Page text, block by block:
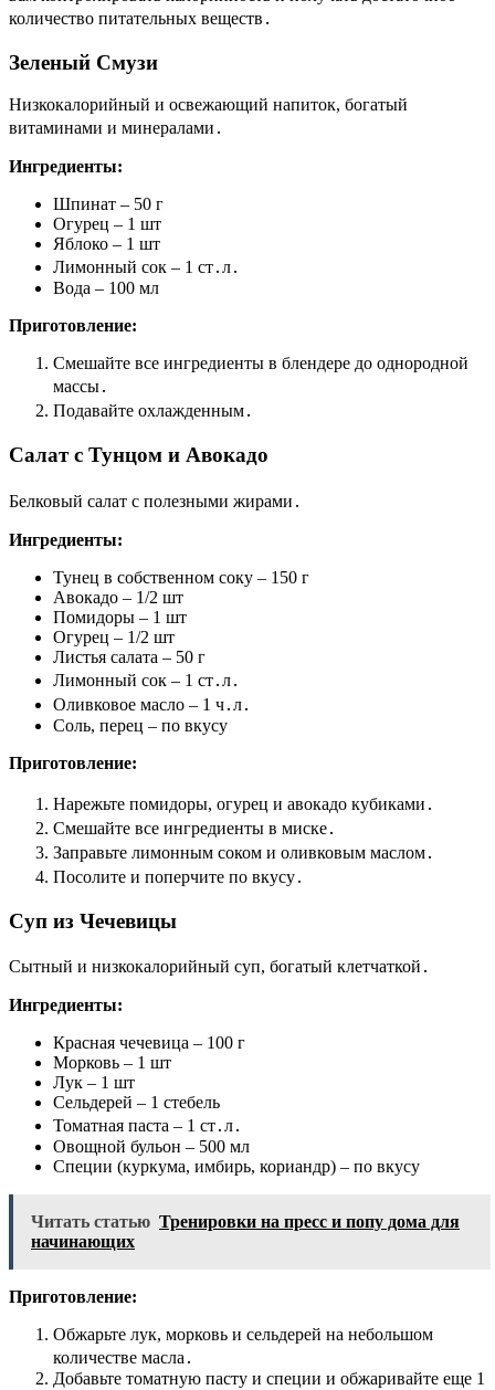
количество питательных веществ․
Зеленый Смузи
Низкокалорийный и освежающий напиток, богатый
витаминами и минералами․
Ингредиенты:
Шпинат – 50 г
Огурец – 1 шт
Яблоко – 1 шт
Лимонный сок – 1 ст․л․
Вода – 100 мл
Приготовление:
Смешайте все ингредиенты в блендере до однородной
массы․
Подавайте охлажденным․
Салат с Тунцом и Авокадо
Белковый салат с полезными жирами․
Ингредиенты:
Тунец в собственном соку – 150 г
Авокадо – 1/2 шт
Помидоры – 1 шт
Огурец – 1/2 шт
Листья салата – 50 г
Лимонный сок – 1 ст․л․
Оливковое масло – 1 ч․л․
Соль, перец – по вкусу
Приготовление:
Нарежьте помидоры, огурец и авокадо кубиками․
Смешайте все ингредиенты в миске․
Заправьте лимонным соком и оливковым маслом․
Посолите и поперчите по вкусу․
Суп из Чечевицы
Сытный и низкокалорийный суп, богатый клетчаткой․
Ингредиенты:
Красная чечевица – 100 г
Морковь – 1 шт
Лук – 1 шт
Сельдерей – 1 стебель
Томатная паста – 1 ст․л․
Овощной бульон – 500 мл
Специи (куркума, имбирь, кориандр) – по вкусу
Читать статью Тренировки на пресс и попу дома для
начинающих
Приготовление:
Обжарьте лук, морковь и сельдерей на небольшом
количестве масла․
Добавьте томатную пасту и специи и обжаривайте еще 1